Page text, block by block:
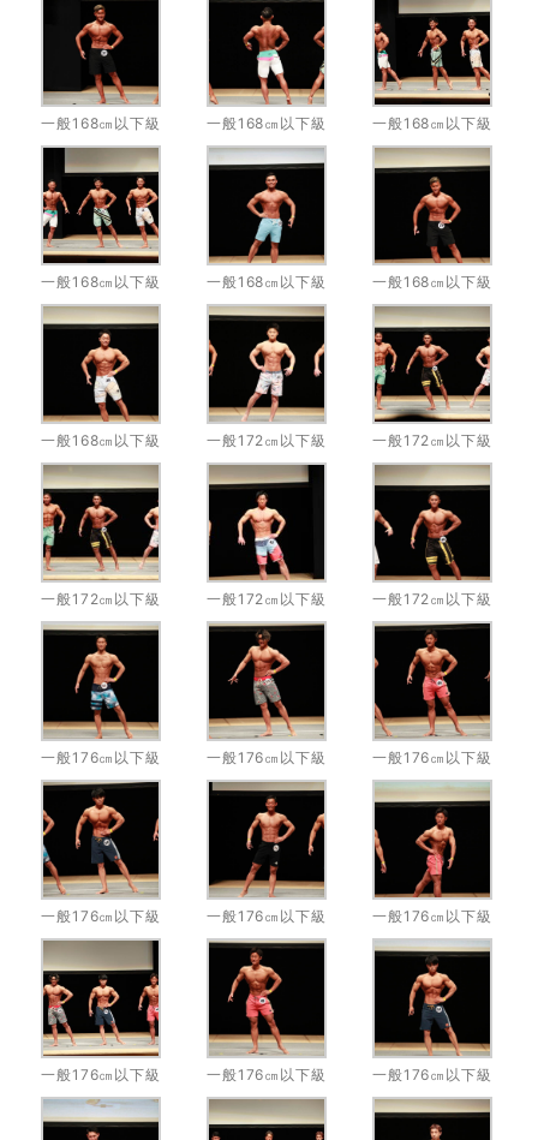
一般168㎝以下級 一般168㎝以下級 一般168㎝以下級
一般168㎝以下級 一般168㎝以下級 一般168㎝以下級
一般168㎝以下級 一般172㎝以下級 一般172㎝以下級
一般172㎝以下級 一般172㎝以下級 一般172㎝以下級
一般176㎝以下級 一般176㎝以下級 一般176㎝以下級
一般176㎝以下級 一般176㎝以下級 一般176㎝以下級
一般176㎝以下級 一般176㎝以下級 一般176㎝以下級